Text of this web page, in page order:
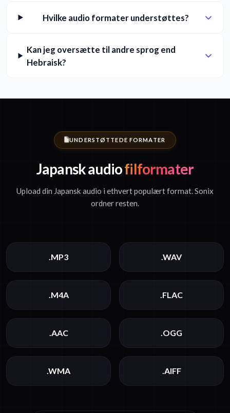
Hvilke audio formater understøttes?
Kan jeg oversætte til andre sprog end
Hebraisk?
UNDERSTØTTEDE FORMATER
Japansk audiofilformater
Upload din Japansk audio i ethvert populært format. Sonix
ordner resten.
.MP3 .WAV
.M4A .FLAC
.AAC .OGG
.WMA .AIFF